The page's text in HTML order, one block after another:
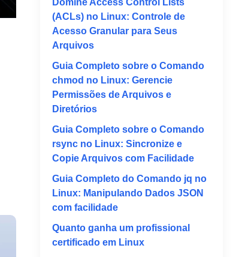
Domine Access Control Lists
(ACLs) no Linux: Controle de
Acesso Granular para Seus
Arquivos
Guia Completo sobre o Comando
chmod no Linux: Gerencie
Permissões de Arquivos e
Diretórios
Guia Completo sobre o Comando
rsync no Linux: Sincronize e
Copie Arquivos com Facilidade
Guia Completo do Comando jq no
Linux: Manipulando Dados JSON
com facilidade
Quanto ganha um profissional
certificado em Linux